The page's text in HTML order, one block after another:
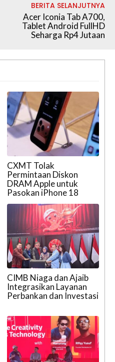
BERITA SELANJUTNYA
Acer Iconia Tab A700,
Tablet Android FullHD
Seharga Rp4 Jutaan
CXMT Tolak
Permintaan Diskon
DRAM Apple untuk
Pasokan iPhone 18
CIMB Niaga dan Ajaib
Integrasikan Layanan
Perbankan dan Investasi